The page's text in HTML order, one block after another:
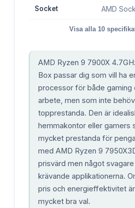
Socket AMD
Visa alla 10
AMD Ryzen 9 7900X
Box passar dig som vill ha
processor för både gaming
arbete, men som inte
topprestanda. Den är
hemmakontor eller gamers
mycket prestanda för
med AMD Ryzen 9
prisvärd men något
krävande applikationerna.
pris och energieffektivitet
mycket bra val.